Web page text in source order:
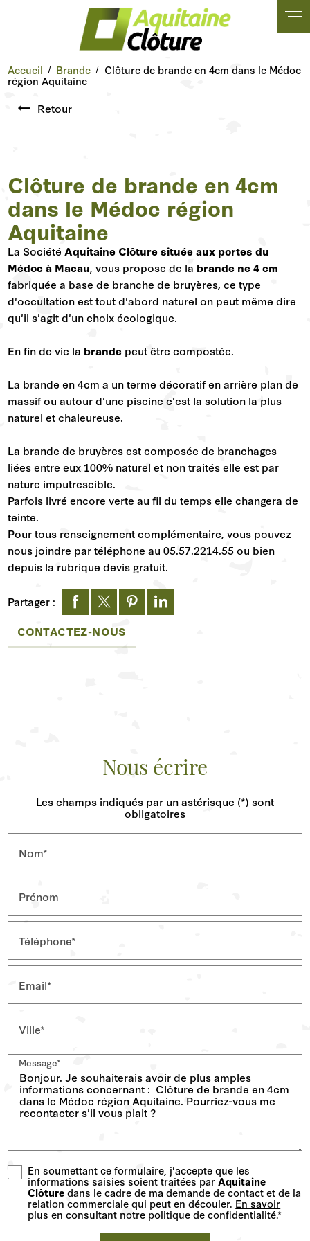
Accueil Brande Clôture de brande en 4cm dans le Médoc
région Aquitaine
Retour
Clôture de brande en 4cm
dans le Médoc région
Aquitaine
La SociétéAquitaine Clôture située aux portes du
Médoc à Macau, vous propose de la brande ne 4 cm
fabriquée a base de branche de bruyères, ce type
d'occultation est tout d'abord naturel on peut même dire
qu'il s'agit d'un choix écologique.
En fin de vie la brande peut être compostée.
La brande en 4cm a un terme décoratif en arrière plan de
massif ou autour d'une piscine c'est la solution la plus
naturel et chaleureuse.
La brande de bruyères est composée de branchages
liées entre eux 100% naturel et non traités elle est par
nature imputrescible.
Parfois livré encore verte au fil du temps elle changera de
teinte.
Pour tous renseignement complémentaire, vous pouvez
nous joindre par téléphone au 05.57.2214.55 ou bien
depuis la rubrique devis gratuit.
Partager :
CONTACTEZ-NOUS
Nous écrire
Les champs indiqués par un astérisque (*) sont
obligatoires
Nom*
Prénom
Téléphone*
Email*
Ville*
Message*
En soumettant ce formulaire, j'accepte que les
informations saisies soient traitées parAquitaine
Clôturedans le cadre de ma demande de contact et de la
relation commerciale qui peut en découler. En savoir
plus en consultant notre politique de confidentialité.*
Panneau de gestion des cookies